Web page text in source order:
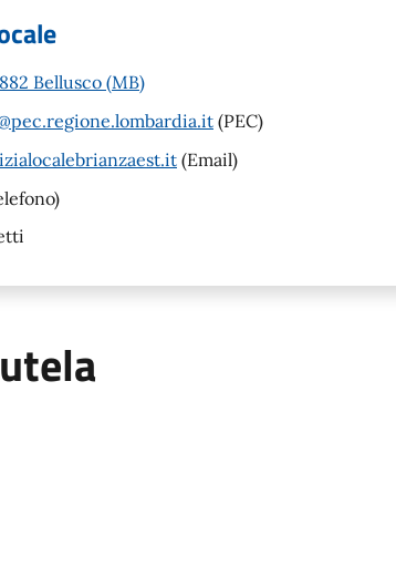
Bellusco (MB)
(PEC)
(Email)